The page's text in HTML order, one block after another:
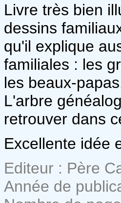
Livre très bien
dessins
qu'il explique
familiales : les
les beaux-
L'arbre
retrouver dans
Excellente idée
Editeur : Père
Année de